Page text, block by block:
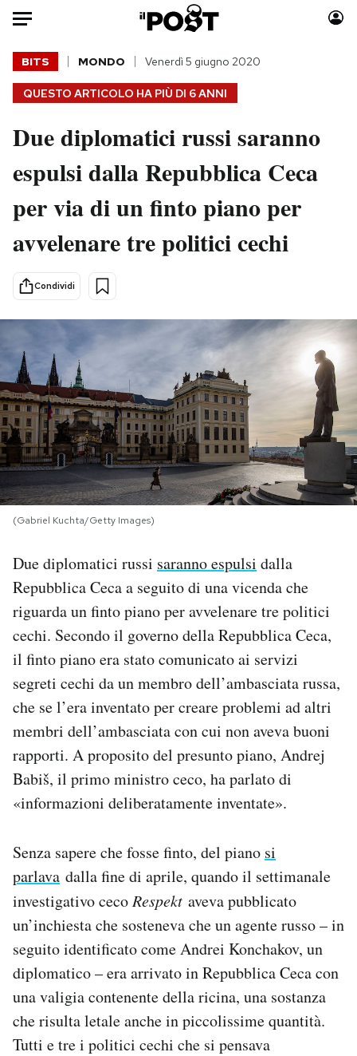
Auto
HOME
Italia
Politica
Tecnologia
Scienza
Cultura
Economia
Sport
Moda
Consumismi
Storie/Idee
Ok Boomer!
Media
Mondiali calcio 2026
PODCAST
NEWSLETTER
I MIEI PREFERITI
CALENDARIO
AREA PERSONALE
Area Personale
Newsletter
Notifiche mobile
Regala il Post
Esci
QUESTO ARTICOLO HA PIÙ DI 6 ANNI
BITS MONDO Venerdì 5 giugno 2020
Due diplomatici russi saranno
espulsi dalla Repubblica Ceca
per via di un finto piano per
avvelenare tre politici cechi
Condividi
(Gabriel Kuchta/Getty Images)
Due diplomatici russi saranno espulsi dalla
Repubblica Ceca a seguito di una vicenda che
riguarda un finto piano per avvelenare tre politici
cechi. Secondo il governo della Repubblica Ceca,
il finto piano era stato comunicato ai servizi
segreti cechi da un membro dell’ambasciata russa,
che se l’era inventato per creare problemi ad altri
membri dell’ambasciata con cui non aveva buoni
rapporti. A proposito del presunto piano, Andrej
Babiš, il primo ministro ceco, ha parlato di
«informazioni deliberatamente inventate».
Senza sapere che fosse finto, del piano si
parlava dalla fine di aprile, quando il settimanale
investigativo ceco Respekt aveva pubblicato
un’inchiesta che sosteneva che un agente russo – in
seguito identificato come Andrei Konchakov, un
diplomatico – era arrivato in Repubblica Ceca con
una valigia contenente della ricina, una sostanza
che risulta letale anche in piccolissime quantità.
Tutti e tre i politici cechi che si pensava